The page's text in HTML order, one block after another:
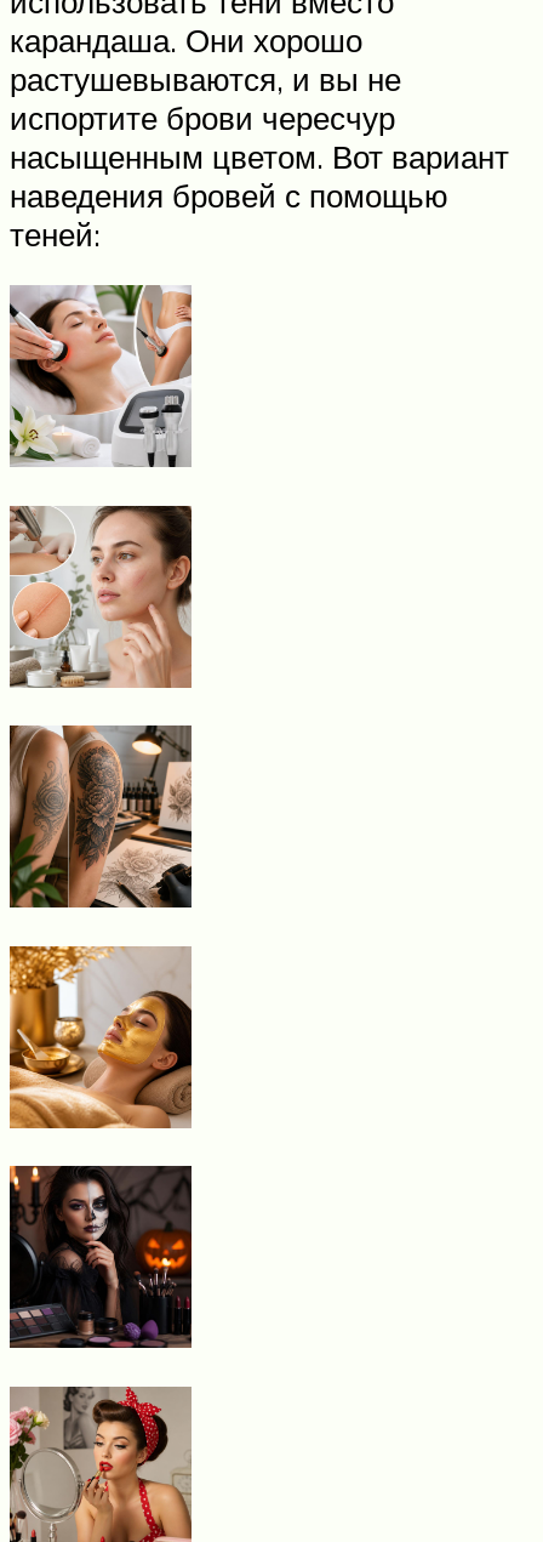
карандаша. Они хорошо
растушевываются, и вы не
испортите брови чересчур
насыщенным цветом. Вот вариант
наведения бровей с помощью
теней: